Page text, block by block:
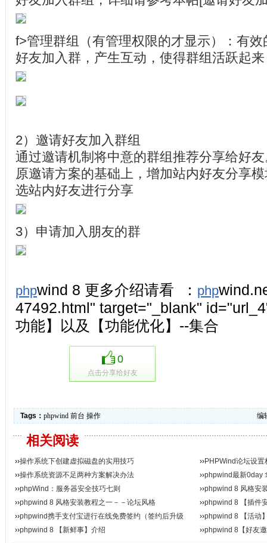
f>管理群组（有管理权限的才显示）：有
好友加入群，产生互动，使得群组活跃起
2）邀请好友加入群组
通过邀请机制将中意的群组推荐分享给好
原邀请方案的基础上，增加站内好友分享
选站内好友进行分享
3）申请加入朋友的群
phpwind 8 更多介绍请看 ： php
47492.html" target="_blank"
功能】以及【功能优化】--集合
0
点击分享给好友
Tags： phpwind 前台 操作 编
相关阅读
››操作系统下创建虚拟磁盘的实用技巧 ››PHPWind论坛设
››操作系统资源不足两种方案解决办法 ››phpwind最新0day
››phpWind：服务器安全技巧七则 ››phpwind 8 风格安
››phpwind 8 风格安装教程之一－－论坛风格 ››phpwind 8 【插件
››phpwind携手支付宝进行在线免费签约（签约后升级
认...
››phpwind 8 【活动
››phpwind 8 【新鲜事】介绍 ››phpwind 8【好友